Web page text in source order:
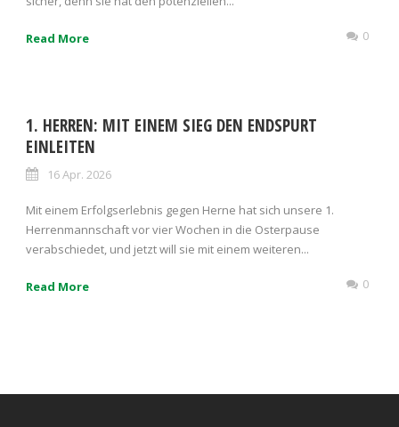
Read More 0
1. HERREN: MIT EINEM SIEG DEN ENDSPURT
EINLEITEN
16 Apr. 2026
Mit einem Erfolgserlebnis gegen Herne hat sich unsere 1.
Herrenmannschaft vor vier Wochen in die Osterpause
verabschiedet, und jetzt will sie mit einem weiteren...
Read More 0